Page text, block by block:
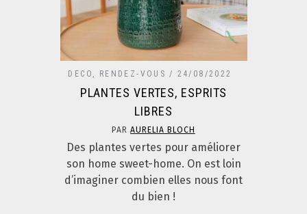
DECO , RENDEZ-VOUS 24/08/2022
PLANTES VERTES, ESPRITS
LIBRES
PAR AURELIA BLOCH
Des plantes vertes pour améliorer
son home sweet-home. On est loin
d’imaginer combien elles nous font
du bien !